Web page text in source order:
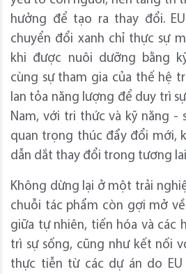
hưởng để tạo ra thay đổi.
chuyển đổi xanh chỉ thực sự
khi được nuôi dưỡng bằng
cùng sự tham gia của thế hệ
lan tỏa năng lượng để duy trì
Nam, với tri thức và kỹ năng -
quan trọng thúc đẩy đổi mới,
dẫn dắt thay đổi trong tương
Không dừng lại ở một trải
chuỗi tác phẩm còn gợi mở
giữa tự nhiên, tiến hóa và các
trì sự sống, cũng như kết nối
thực tiễn từ các dự án do